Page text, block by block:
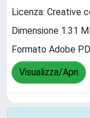
Licenza: Creative
Dimensione 1.31
Formato Adobe
Visualizza/Apri